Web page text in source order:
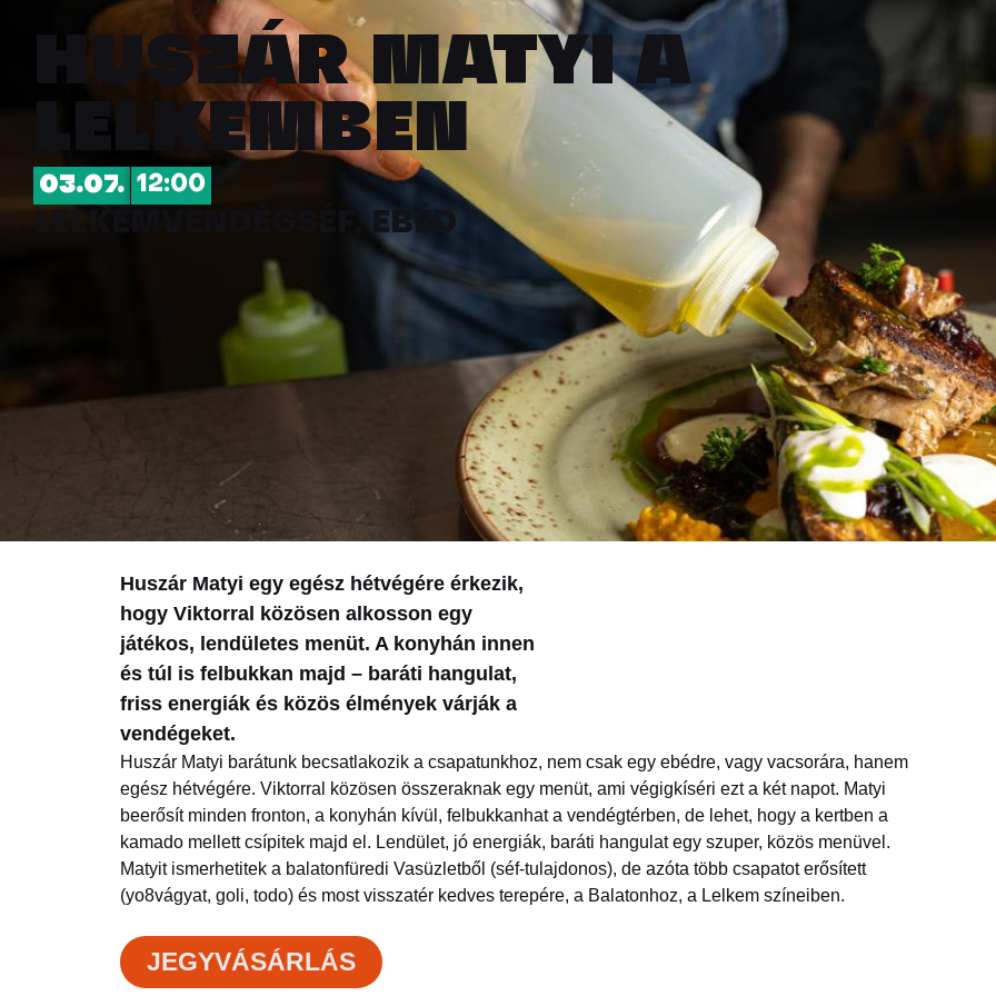
HUSZÁR MATYI A
LELKEMBEN
03.07. 12:00
VENDÉGSÉF, EBÉD
Huszár Matyi egy egész hétvégére érkezik,
hogy Viktorral közösen alkosson egy
játékos, lendületes menüt. A konyhán innen
és túl is felbukkan majd – baráti hangulat,
friss energiák és közös élmények várják a
vendégeket.
Huszár Matyi barátunk becsatlakozik a csapatunkhoz, nem csak egy ebédre, vagy vacsorára, hanem
egész hétvégére. Viktorral közösen összeraknak egy menüt, ami végigkíséri ezt a két napot. Matyi
beerősít minden fronton, a konyhán kívül, felbukkanhat a vendégtérben, de lehet, hogy a kertben a
kamado mellett csípitek majd el. Lendület, jó energiák, baráti hangulat egy szuper, közös menüvel.
Matyit ismerhetitek a balatonfüredi Vasüzletből (séf-tulajdonos), de azóta több csapatot erősített
(yo8vágyat, goli, todo) és most visszatér kedves terepére, a Balatonhoz, a Lelkem színeiben.
JEGYVÁSÁRLÁS